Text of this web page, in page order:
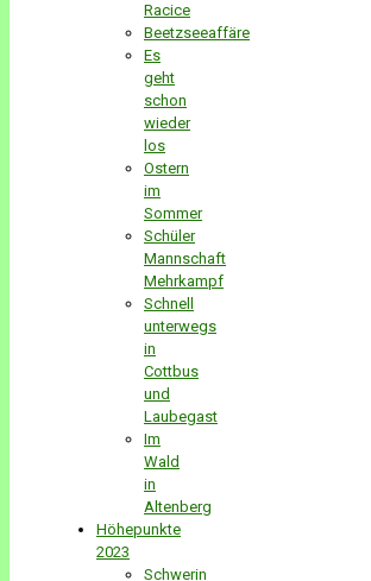
Racice
Beetzseeaffäre
Es
geht
schon
wieder
los
Ostern
im
Sommer
Schüler
Mannschaft
Mehrkampf
Schnell
unterwegs
in
Cottbus
und
Laubegast
Im
Wald
in
Altenberg
Höhepunkte
2023
Schwerin